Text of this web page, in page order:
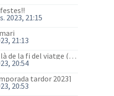
2023, 21:15
21:13
Frieren: Més enllà de la fi del viatge (anime)
20:54
tardor 2023]
20:53